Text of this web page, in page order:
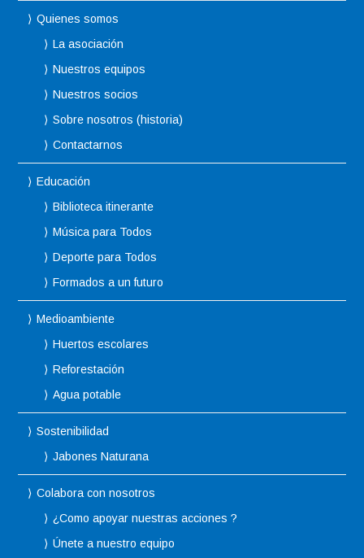
Quienes somos
La asociación
Nuestros equipos
Nuestros socios
Sobre nosotros (historia)
Contactarnos
Educación
Biblioteca itinerante
Música para Todos
Deporte para Todos
Formados a un futuro
Medioambiente
Huertos escolares
Reforestación
Agua potable
Sostenibilidad
Jabones Naturana
Colabora con nosotros
¿Como apoyar nuestras acciones ?
Únete a nuestro equipo